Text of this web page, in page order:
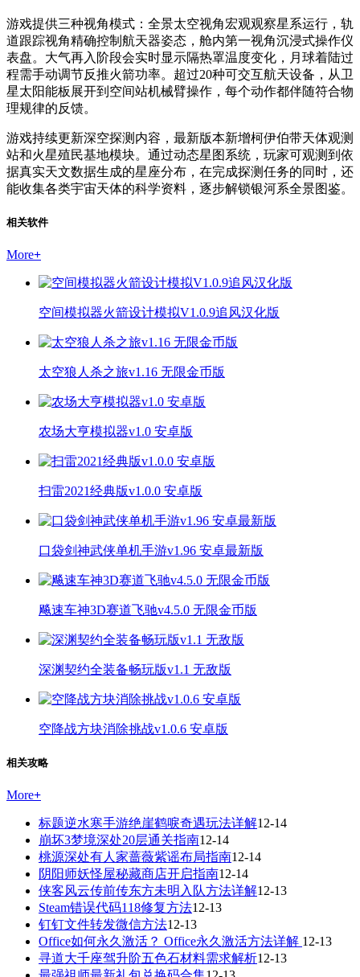
游戏提供三种视角模式：全景太空视角宏观观察星系运行，轨
道跟踪视角精确控制航天器姿态，舱内第一视角沉浸式操作仪
表盘。大气再入阶段会实时显示隔热罩温度变化，月球着陆过
程需手动调节反推火箭功率。超过20种可交互航天设备，从卫
星太阳能板展开到空间站机械臂操作，每个动作都伴随符合物
理规律的反馈。
游戏持续更新深空探测内容，最新版本新增柯伊伯带天体观测
站和火星殖民基地模块。通过动态星图系统，玩家可观测到依
据真实天文数据生成的星座分布，在完成探测任务的同时，还
能收集各类宇宙天体的科学资料，逐步解锁银河系全景图鉴。
相关软件
More+
空间模拟器火箭设计模拟V1.0.9追风汉化版
太空狼人杀之旅v1.16 无限金币版
农场大亨模拟器v1.0 安卓版
扫雷2021经典版v1.0.0 安卓版
口袋剑神武侠单机手游v1.96 安卓最新版
飚速车神3D赛道飞驰v4.5.0 无限金币版
深渊契约全装备畅玩版v1.1 无敌版
空降战方块消除挑战v1.0.6 安卓版
相关攻略
More+
标题逆水寒手游绝崖鹤唳奇遇玩法详解12-14
崩坏3梦境深处20层通关指南12-14
桃源深处有人家蔷薇紫谣布局指南12-14
阴阳师妖怪屋秘藏商店开启指南12-14
侠客风云传前传东方未明入队方法详解12-13
Steam错误代码118修复方法12-13
钉钉文件转发微信方法12-13
Office如何永久激活？ Office永久激活方法详解 12-13
寻道大千座驾升阶五色石材料需求解析12-13